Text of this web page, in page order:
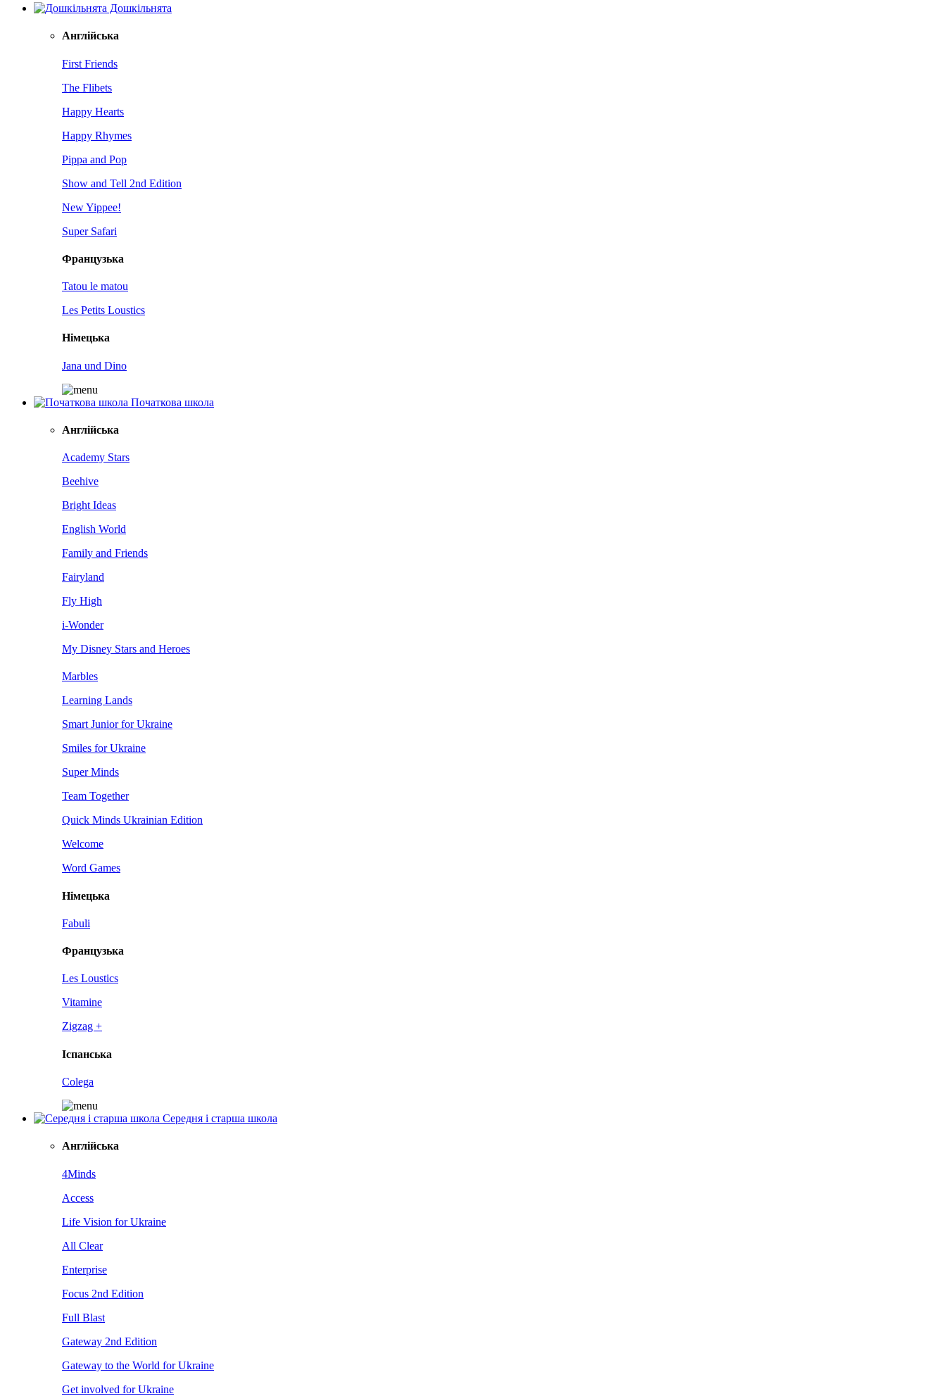
Дошкільнята
Англійська
First Friends
The Flibets
Happy Hearts
Happy Rhymes
Pippa and Pop
Show and Tell 2nd Edition
New Yippee!
Super Safari
Французька
Tatou le matou
Les Petits Loustics
Німецька
Jana und Dino
Початкова школа
Англійська
Academy Stars
Beehive
Bright Ideas
English World
Family and Friends
Fairyland
Fly High
i-Wonder
My Disney Stars and Heroes
Marbles
Learning Lands
Smart Junior for Ukraine
Smiles for Ukraine
Super Minds
Team Together
Quick Minds Ukrainian Edition
Welcome
Word Games
Німецька
Fabuli
Французька
Les Loustics
Vitamine
Zigzag +
Іспанська
Colega
Середня і старша школа
Англійська
4Minds
Access
Life Vision for Ukraine
All Clear
Enterprise
Focus 2nd Edition
Full Blast
Gateway 2nd Edition
Gateway to the World for Ukraine
Get involved for Ukraine